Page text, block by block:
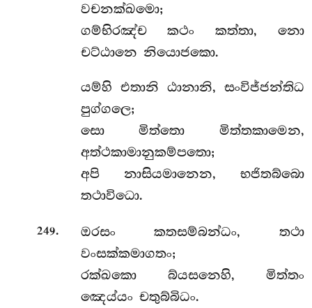
වචනක්ඛමො;
ගම්භිරඤ්ච කථං කත්තා, නො
චට්ඨානෙ නියොජකො.
යම්හි එතානි ඨානානි, සංවිජ්ජන්තිධ
පුග්ගලෙ;
සො මිත්තො මිත්තකාමෙන,
අත්ථකාමානුකම්පතො;
අපි නාසියමානෙන, භජිතබ්බො
තථාවිධො.
249.
ඔරසං කතසම්බන්ධං, තථා
වංසක්කමාගතං;
රක්ඛකො බ්යසනෙහි, මිත්තං
ඤෙය්යං චතුබ්බිධං.